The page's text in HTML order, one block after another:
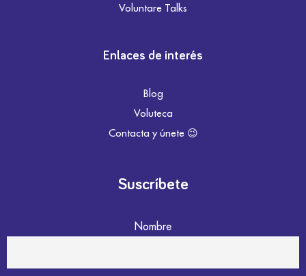
Voluntare Talks
Enlaces de interés
Blog
Voluteca
Contacta y únete 😉
Suscríbete
Nombre